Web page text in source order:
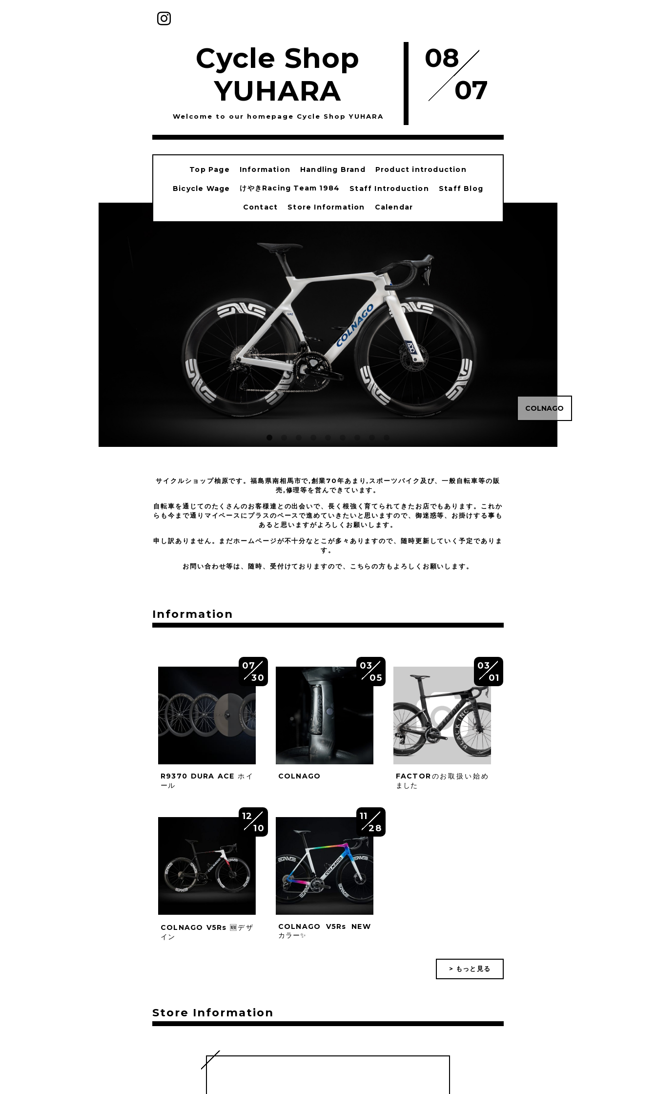
Cycle Shop
YUHARA
Welcome to our homepage Cycle Shop YUHARA
08
07
Top Page Information Handling Brand Product introduction
Bicycle Wage けやきRacing Team 1984 Staff Introduction Staff Blog
Contact Store Information Calendar
COLNAGO
BH AEROLIGHT
サイクルショップ柚原です。福島県南相馬市で,創業70年あまり,スポーツバイク及び、一般自転車等の販
売,修理等を営んできています。
自転車を通じてのたくさんのお客様達との出会いで、長く根強く育てられてきたお店でもあります。これか
らも今まで通りマイペースにプラスのペースで進めていきたいと思いますので、御迷惑等、お掛けする事も
あると思いますがよろしくお願いします。
申し訳ありません。まだホームページが不十分なとこが多々ありますので、随時更新していく予定でありま
す。
お問い合わせ等は、随時、受付けておりますので、こちらの方もよろしくお願いします。
Information
07
30
R9370 DURA ACE ホイ
ール
03
05
COLNAGO
03
01
FACTORのお取扱い始め
ました
12
10
COLNAGO V5Rs 🆕デザ
イン
11
28
COLNAGO V5Rs NEW
カラー✨
> もっと見る
Store Information